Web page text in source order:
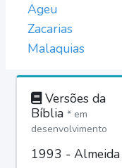
Ageu
Zacarias
Malaquias
Versões da
Bíblia * em
desenvolvimento
1993 - Almeida